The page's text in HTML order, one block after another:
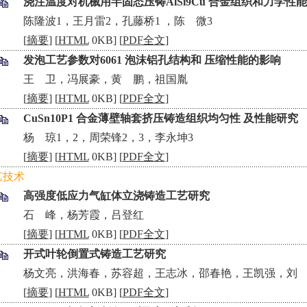
陈隆波1，王月雷2，孔藤桥1 ，陈 微3
[摘要] [HTML0KB] [PDF全文]
发泡工艺参数对6061 泡沫铝孔结构和 压缩性能的影响
王 卫，冯展豪，黄 鹏，祖国胤
[摘要] [HTML0KB] [PDF全文]
CuSn10P1 合金薄壁轴套挤压铸造组织均匀性 及性能研究
杨 琼1，2，周荣锋2，3，李永坤3
[摘要] [HTML0KB] [PDF全文]
技术
高强度低应力气缸体立浇铸造工艺研究
石 峰，杨芳霞，吕登红
[摘要] [HTML0KB] [PDF全文]
开式叶轮倒置式铸造工艺研究
杨文亮，洪海春，苏容超，王志冰，邵春艳，王凯强，刘
[摘要] [HTML0KB] [PDF全文]